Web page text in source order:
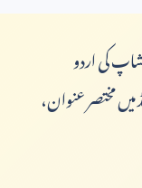
کی اردو
مختصر عنوان،